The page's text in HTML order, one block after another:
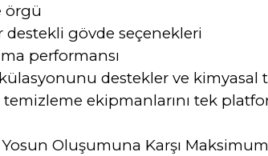
örgü
gövde seçenekleri
performansı
destekler ve kimyasal
ekipmanlarını tek
Yosun Oluşumuna Karşı